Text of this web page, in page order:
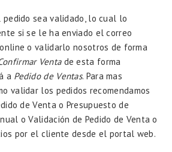
pedido sea validado, lo cual lo
si se le ha enviado el correo
o validarlo nosotros de forma
Venta de esta forma
a Pedido de Ventas. Para mas
validar los pedidos recomendamos
de Venta o Presupuesto de
oValidación de Pedido de Venta o
por el cliente desde el portal web.